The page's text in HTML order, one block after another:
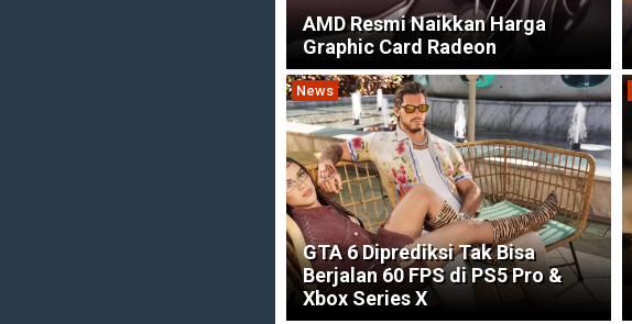
AMD Resmi Naikkan Harga
Graphic Card Radeon
News
GTA 6 Diprediksi Tak Bisa
Berjalan 60 FPS di PS5 Pro &
Xbox Series X